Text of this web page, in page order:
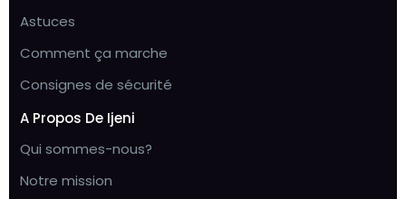
Astuces
Comment ça marche
Consignes de sécurité
A Propos De Ijeni
Qui sommes-nous?
Notre mission